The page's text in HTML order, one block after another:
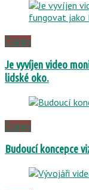
Články
Je vyvíjen video
lidské oko.
Články
Budoucí koncepce